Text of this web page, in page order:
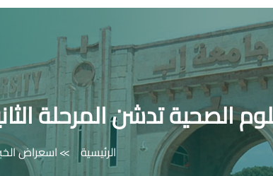
الصحية تدشن المرحلة
الرئيسية اسعراض